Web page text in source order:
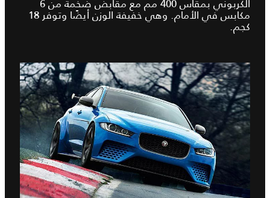
الكربوني بمقاس 400 مم مع مقابض ضخمة من 6
مكابس في الأمام. وهي خفيفة الوزن أيضًا وتوفر 18
كجم.